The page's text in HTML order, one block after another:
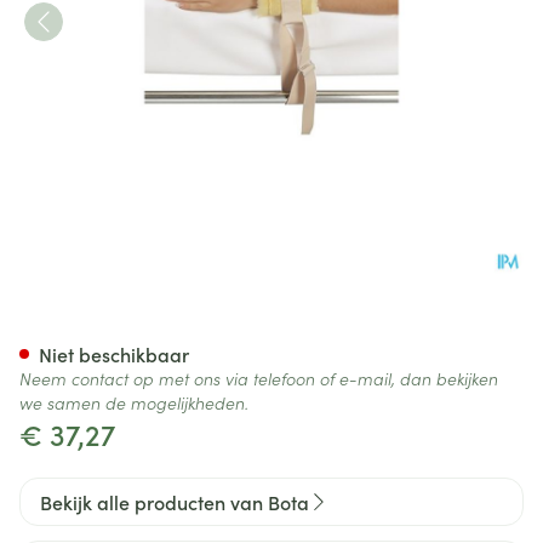
€ 37,27
Niet beschikbaar
Neem contact op met ons via telefoon of e-mail, dan bekijken
we samen de mogelijkheden.
Bekijk alle producten van Bota